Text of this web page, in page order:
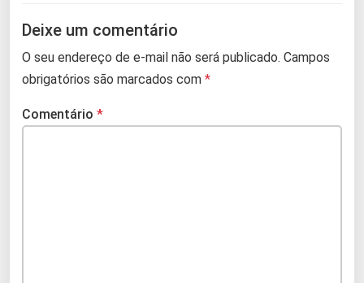
Deixe um comentário
O seu endereço de e-mail não será publicado. Campos
obrigatórios são marcados com *
Comentário *